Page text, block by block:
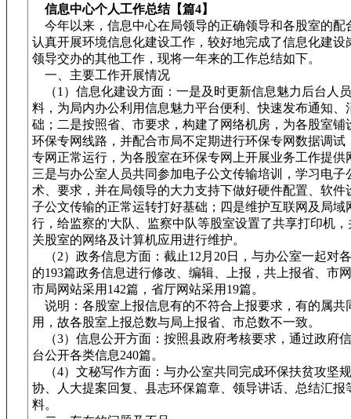
信息中心个人工作总结【篇4】
今年以来，信息中心在局领导的正确领导和各股室的配
认真开展环境信息化建设工作，较好地完成了信息化建设
领导交办的其他工作，现将一年来的工作总结如下。
一、主要工作开展情况
（1）信息化建设方面：一是及时更新信息魅力后台人
料，为局内办公利用信息魅力平台便利、快速发布通知、
础；二是按照省、市要求，构建了网络机房，为各股室铺
环保专网线路，并配合市局不定期进行环保专网数据调试
专网正常运行，为各股室在环保专网上开展业务工作提供
三是与办公室人员共同参加电子公文传输培训，学习电子
术、要求，并在局领导的大力支持下做好硬件配置、软件
子公文传输的正常运转打好基础；四是维护互联网及局域
行，给监察的'大队、监察中队等股室设置了共享打印机
关股室的网络及计算机应用进行维护。
（2）政务信息方面：截止12月20日，与办公室一起对
的193篇政务信息进行修改、编辑、上报，共上报省、市
市局网站采用142篇，省厅网站采用19篇。
说明：各股室上报信息有的不符合上报要求，有的属共
用，故各股室上报总数与局上报省、市总数不一致。
（3）信息公开方面：按照县政府考核要求，通过政府
台公开各类信息240篇。
（4）文秘写作方面：与办公室共同完成环保扶贫攻坚
协、人大提案回复、县志环保篇章、领导讲话、总结汇报
料。